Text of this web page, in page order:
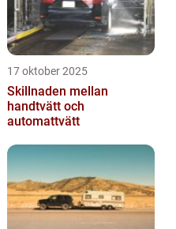
17 oktober 2025
Skillnaden mellan
handtvätt och
automattvätt